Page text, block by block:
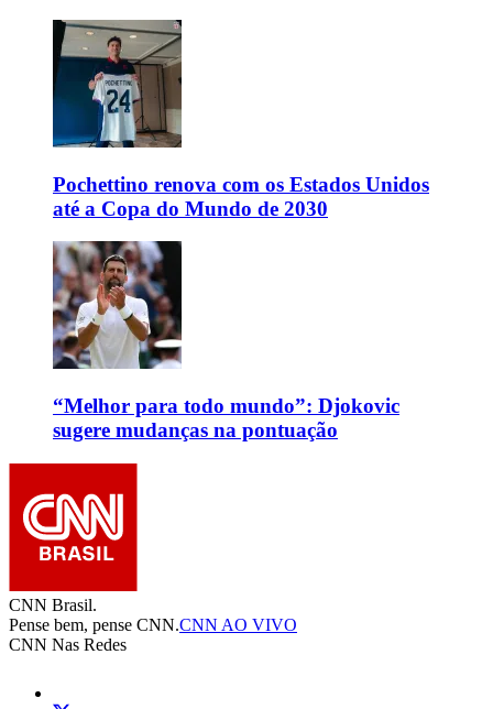
Pochettino renova com os Estados Unidos
até a Copa do Mundo de 2030
“Melhor para todo mundo”: Djokovic
sugere mudanças na pontuação
CNN Brasil.
Pense bem, pense CNN.CNN AO VIVO
CNN Nas Redes